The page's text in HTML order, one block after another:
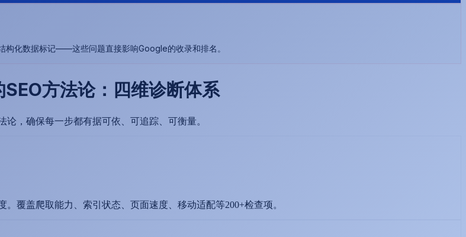
化数据标记——这些问题直接影响Google的收录和排名。
方法论：四维诊断体系
论，确保每一步都有据可依、可追踪、可衡量。
覆盖爬取能力、索引状态、页面速度、移动适配等200+检查项。​